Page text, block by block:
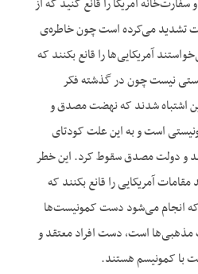
تشدید می‌کرده است چون خاطره‌ی
آمریکایی‌ها را قانع بکنند که
نیست چون در گذشته فکر
اشتباه شدند که نهضت مصدق و
است و به این علت کودتای
و دولت مصدق سقوط کرد. این خطر
آمریکایی را قانع بکنند که
که انجام می‌شود دست کمونیست‌ها
است، دست افراد معتقد و
با کمونیسم هستند.